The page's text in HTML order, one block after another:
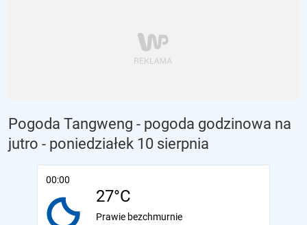
Pogoda Tangweng - pogoda godzinowa na
jutro - poniedziałek 10 sierpnia
00:00
27°C
Prawie bezchmurnie